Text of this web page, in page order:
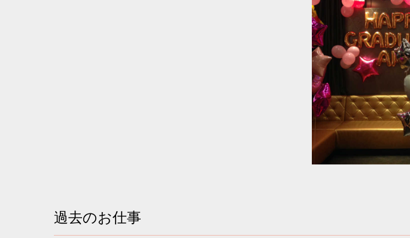
過去のお仕事